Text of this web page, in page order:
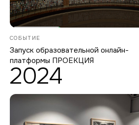
СОБЫТИЕ
Запуск образовательной онлайн-
платформы ПРОЕКЦИЯ
2024